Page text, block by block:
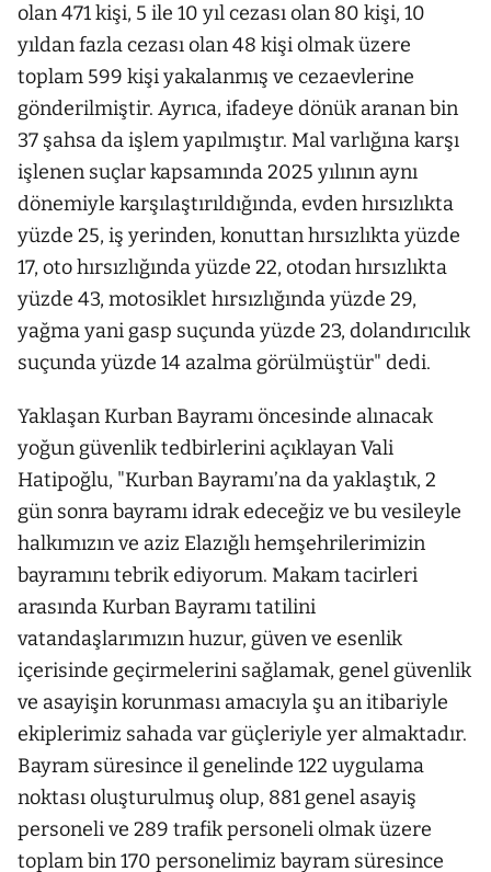
olan 471 kişi, 5 ile 10 yıl cezası olan 80 kişi, 10
yıldan fazla cezası olan 48 kişi olmak üzere
toplam 599 kişi yakalanmış ve cezaevlerine
gönderilmiştir. Ayrıca, ifadeye dönük aranan bin
37 şahsa da işlem yapılmıştır. Mal varlığına karşı
işlenen suçlar kapsamında 2025 yılının aynı
dönemiyle karşılaştırıldığında, evden hırsızlıkta
yüzde 25, iş yerinden, konuttan hırsızlıkta yüzde
17, oto hırsızlığında yüzde 22, otodan hırsızlıkta
yüzde 43, motosiklet hırsızlığında yüzde 29,
yağma yani gasp suçunda yüzde 23, dolandırıcılık
suçunda yüzde 14 azalma görülmüştür" dedi.
Yaklaşan Kurban Bayramı öncesinde alınacak
yoğun güvenlik tedbirlerini açıklayan Vali
Hatipoğlu, "Kurban Bayramı’na da yaklaştık, 2
gün sonra bayramı idrak edeceğiz ve bu vesileyle
halkımızın ve aziz Elazığlı hemşehrilerimizin
bayramını tebrik ediyorum. Makam tacirleri
arasında Kurban Bayramı tatilini
vatandaşlarımızın huzur, güven ve esenlik
içerisinde geçirmelerini sağlamak, genel güvenlik
ve asayişin korunması amacıyla şu an itibariyle
ekiplerimiz sahada var güçleriyle yer almaktadır.
Bayram süresince il genelinde 122 uygulama
noktası oluşturulmuş olup, 881 genel asayiş
personeli ve 289 trafik personeli olmak üzere
toplam bin 170 personelimiz bayram süresince